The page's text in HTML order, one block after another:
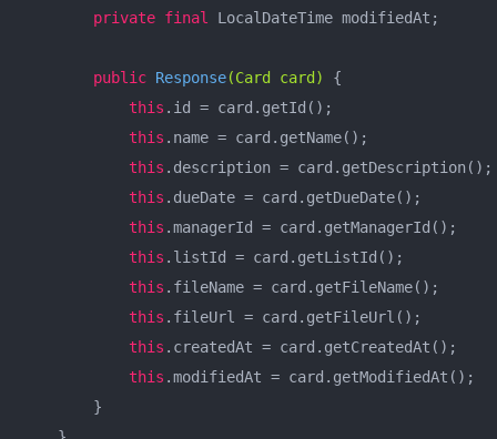
private final LocalDateTime modifiedAt;
public Response(Card card)
{
this .id = card.getId();
this .name = card.getName();
this .description = card.getDescription();
this .dueDate = card.getDueDate();
this .managerId = card.getManagerId();
this .listId = card.getListId();
this .fileName = card.getFileName();
this .fileUrl = card.getFileUrl();
this .createdAt = card.getCreatedAt();
this .modifiedAt = card.getModifiedAt();
        }